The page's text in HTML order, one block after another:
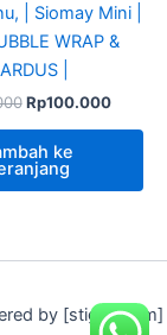
| Siomay Mini |
WRAP &
|
Rp100.000
ke
by [stigeit.com]